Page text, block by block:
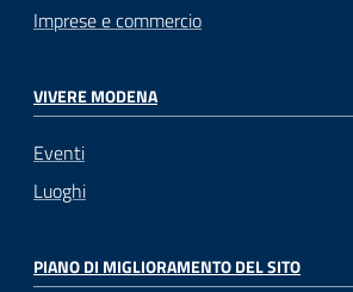
Imprese e commercio
VIVERE MODENA
Eventi
Luoghi
PIANO DI MIGLIORAMENTO DEL SITO